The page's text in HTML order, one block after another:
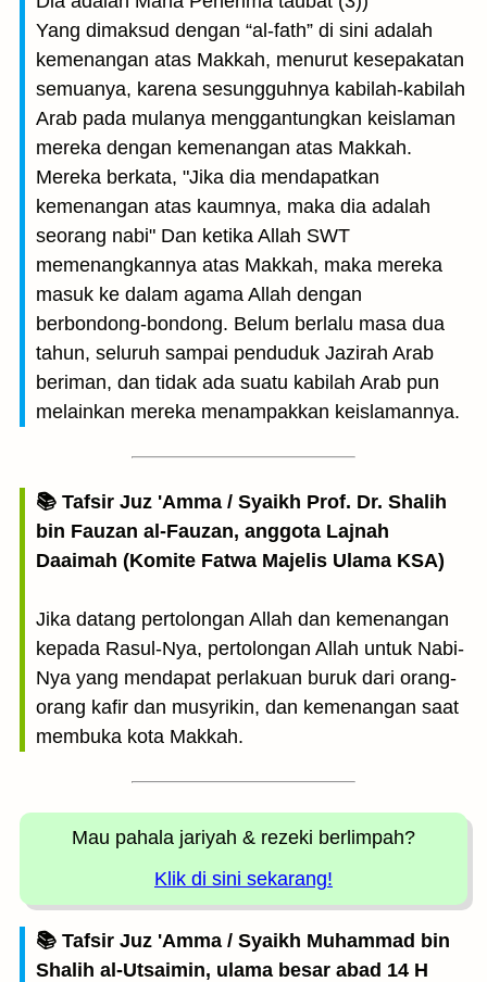
Yang dimaksud dengan “al-fath” di sini adalah
kemenangan atas Makkah, menurut kesepakatan
semuanya, karena sesungguhnya kabilah-kabilah
Arab pada mulanya menggantungkan keislaman
mereka dengan kemenangan atas Makkah.
Mereka berkata, "Jika dia mendapatkan
kemenangan atas kaumnya, maka dia adalah
seorang nabi" Dan ketika Allah SWT
memenangkannya atas Makkah, maka mereka
masuk ke dalam agama Allah dengan
berbondong-bondong. Belum berlalu masa dua
tahun, seluruh sampai penduduk Jazirah Arab
beriman, dan tidak ada suatu kabilah Arab pun
melainkan mereka menampakkan keislamannya.
📚 Tafsir Juz 'Amma / Syaikh Prof. Dr. Shalih
bin Fauzan al-Fauzan, anggota Lajnah
Daaimah (Komite Fatwa Majelis Ulama KSA)
Jika datang pertolongan Allah dan kemenangan
kepada Rasul-Nya, pertolongan Allah untuk Nabi-
Nya yang mendapat perlakuan buruk dari orang-
orang kafir dan musyrikin, dan kemenangan saat
membuka kota Makkah.
Mau pahala jariyah & rezeki berlimpah?
Klik di sini sekarang!
📚 Tafsir Juz 'Amma / Syaikh Muhammad bin
Shalih al-Utsaimin, ulama besar abad 14 H